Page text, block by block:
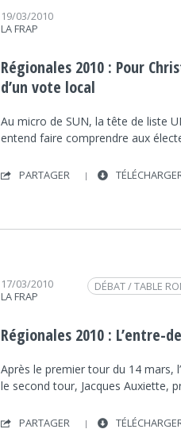
19/03/2010
LA FRAP
UMP
Régionales 2010 : Pour
d’un vote local
Au micro de SUN, la tête de liste
entend faire comprendre aux
PARTAGER
17/03/2010
LA FRAP
DÉBAT / TABLE
PARTI
Régionales 2010 : L’entre-
Après le premier tour du 14 mars,
le second tour, Jacques Auxiette,
PARTAGER